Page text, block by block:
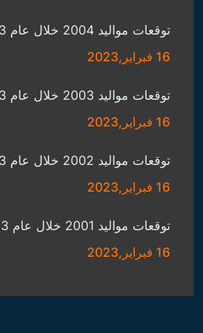
توقعات مواليد 2004 خلال عام 2023
16 فبراير,2023
توقعات مواليد 2003 خلال عام 2023
16 فبراير,2023
توقعات مواليد 2002 خلال عام 2023
16 فبراير,2023
توقعات مواليد 2001 خلال عام 2023
16 فبراير,2023